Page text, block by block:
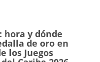
hora y dónde
de oro en
los Juegos